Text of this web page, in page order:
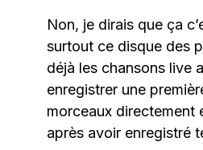
Non, je dirais que ça
surtout ce disque des
déjà les chansons live
enregistrer une
morceaux directement
après avoir enregistré